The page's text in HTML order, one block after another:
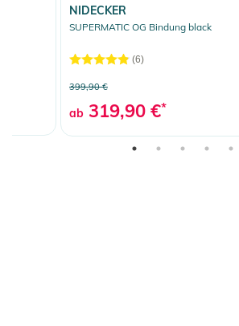
NIDECKER
SUPERMATIC OG Bindung black
(6)
399,90 €
ab 319,90 €*